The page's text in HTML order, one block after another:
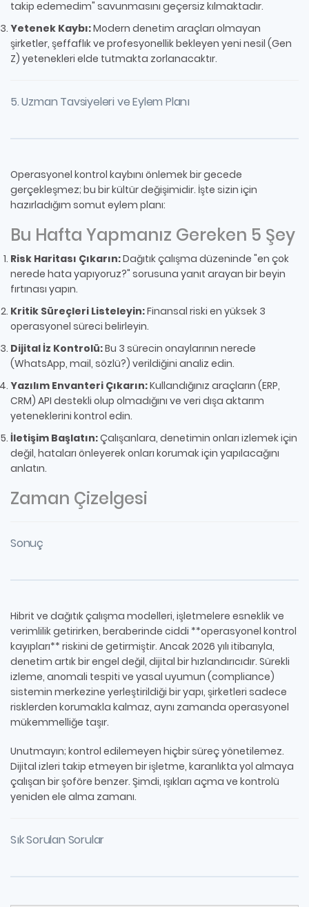
takip edemedim" savunmasını geçersiz kılmaktadır.
Yetenek Kaybı:Modern denetim araçları olmayan
şirketler, şeffaflık ve profesyonellik bekleyen yeni nesil (Gen
Z) yetenekleri elde tutmakta zorlanacaktır.
5. Uzman Tavsiyeleri ve Eylem Planı
Operasyonel kontrol kaybını önlemek bir gecede
gerçekleşmez; bu bir kültür değişimidir. İşte sizin için
hazırladığım somut eylem planı:
Bu Hafta Yapmanız Gereken 5 Şey
Risk Haritası Çıkarın:Dağıtık çalışma düzeninde "en çok
nerede hata yapıyoruz?" sorusuna yanıt arayan bir beyin
fırtınası yapın.
Kritik Süreçleri Listeleyin:Finansal riski en yüksek 3
operasyonel süreci belirleyin.
Dijital İz Kontrolü:Bu 3 sürecin onaylarının nerede
(WhatsApp, mail, sözlü?) verildiğini analiz edin.
Yazılım Envanteri Çıkarın:Kullandığınız araçların (ERP,
CRM) API destekli olup olmadığını ve veri dışa aktarım
yeteneklerini kontrol edin.
İletişim Başlatın:Çalışanlara, denetimin onları izlemek için
değil, hataları önleyerek onları korumak için yapılacağını
anlatın.
Zaman Çizelgesi
Sonuç
Hibrit ve dağıtık çalışma modelleri, işletmelere esneklik ve
verimlilik getirirken, beraberinde ciddi **operasyonel kontrol
kayıpları** riskini de getirmiştir. Ancak 2026 yılı itibarıyla,
denetim artık bir engel değil, dijital bir hızlandırıcıdır. Sürekli
izleme, anomali tespiti ve yasal uyumun (compliance)
sistemin merkezine yerleştirildiği bir yapı, şirketleri sadece
risklerden korumakla kalmaz, aynı zamanda operasyonel
mükemmelliğe taşır.
Unutmayın; kontrol edilemeyen hiçbir süreç yönetilemez.
Dijital izleri takip etmeyen bir işletme, karanlıkta yol almaya
çalışan bir şoföre benzer. Şimdi, ışıkları açma ve kontrolü
yeniden ele alma zamanı.
Sık Sorulan Sorular